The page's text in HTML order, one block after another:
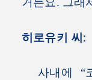
히로유키 씨:
사내에 “